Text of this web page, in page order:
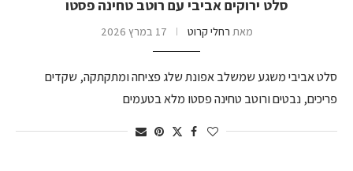
סלט ירוקים אביבי עם רוטב טחינה פסטו
מאת רחלי קרוט 17 במרץ 2026
סלט אביבי משגע שמשלב אפונת שלג פציחה ומתקתקה, שקדים
פריכים, נבטים ורוטב טחינה פסטו מלא בטעמים